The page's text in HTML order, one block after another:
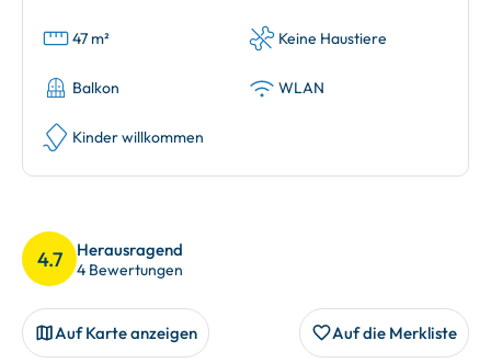
47 m² Keine Haustiere
Balkon WLAN
Kinder willkommen
4.7 Herausragend
4 Bewertungen
Auf Karte anzeigen Auf die Merkliste